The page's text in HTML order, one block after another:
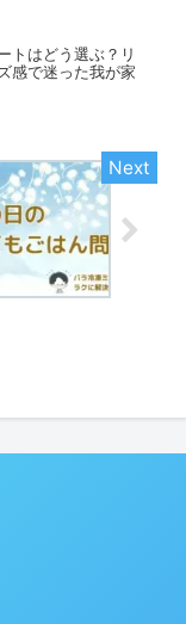
トはどう選ぶ？リ
感で迷った我が家